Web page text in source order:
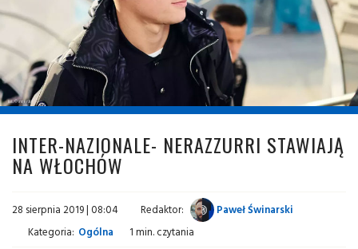
fot. © inter.it
INTER-NAZIONALE- NERAZZURRI STAWIAJĄ
NA WŁOCHÓW
28 sierpnia 2019 | 08:04 Redaktor:
Paweł Świnarski
Kategoria: Ogólna 1 min. czytania